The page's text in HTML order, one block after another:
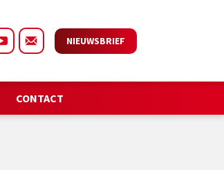
NIEUWSBRIEF
CONTACT